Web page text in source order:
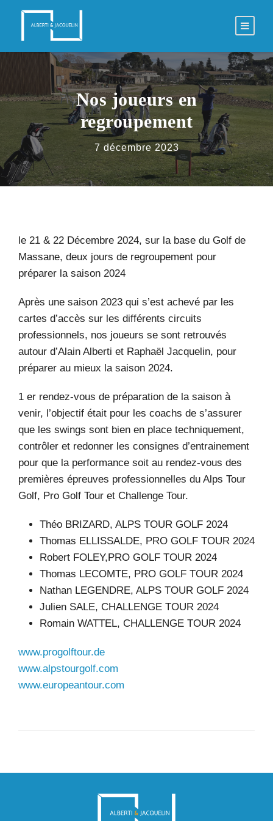
Nos joueurs en
regroupement
7 décembre 2023
le 21 & 22 Décembre 2024, sur la base du Golf de
Massane, deux jours de regroupement pour
préparer la saison 2024
Après une saison 2023 qui s’est achevé par les
cartes d’accès sur les différents circuits
professionnels, nos joueurs se sont retrouvés
autour d’Alain Alberti et Raphaël Jacquelin, pour
préparer au mieux la saison 2024.
1 er rendez-vous de préparation de la saison à
venir, l’objectif était pour les coachs de s’assurer
que les swings sont bien en place techniquement,
contrôler et redonner les consignes d’entrainement
pour que la performance soit au rendez-vous des
premières épreuves professionnelles du Alps Tour
Golf, Pro Golf Tour et Challenge Tour.
Théo BRIZARD, ALPS TOUR GOLF 2024
Thomas ELLISSALDE, PRO GOLF TOUR 2024
Robert FOLEY,PRO GOLF TOUR 2024
Thomas LECOMTE, PRO GOLF TOUR 2024
Nathan LEGENDRE, ALPS TOUR GOLF 2024
Julien SALE, CHALLENGE TOUR 2024
Romain WATTEL, CHALLENGE TOUR 2024
www.progolftour.de
www.alpstourgolf.com
www.europeantour.com